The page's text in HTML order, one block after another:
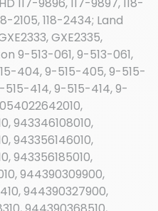
2105, 118-2434; Land
GXE2335,
9-513-061, 9-513-061,
404, 9-515-405, 9-515-
515-414, 9-515-414, 9-
943346108010,
943356146010,
943356185010,
944390309900,
944390327900,